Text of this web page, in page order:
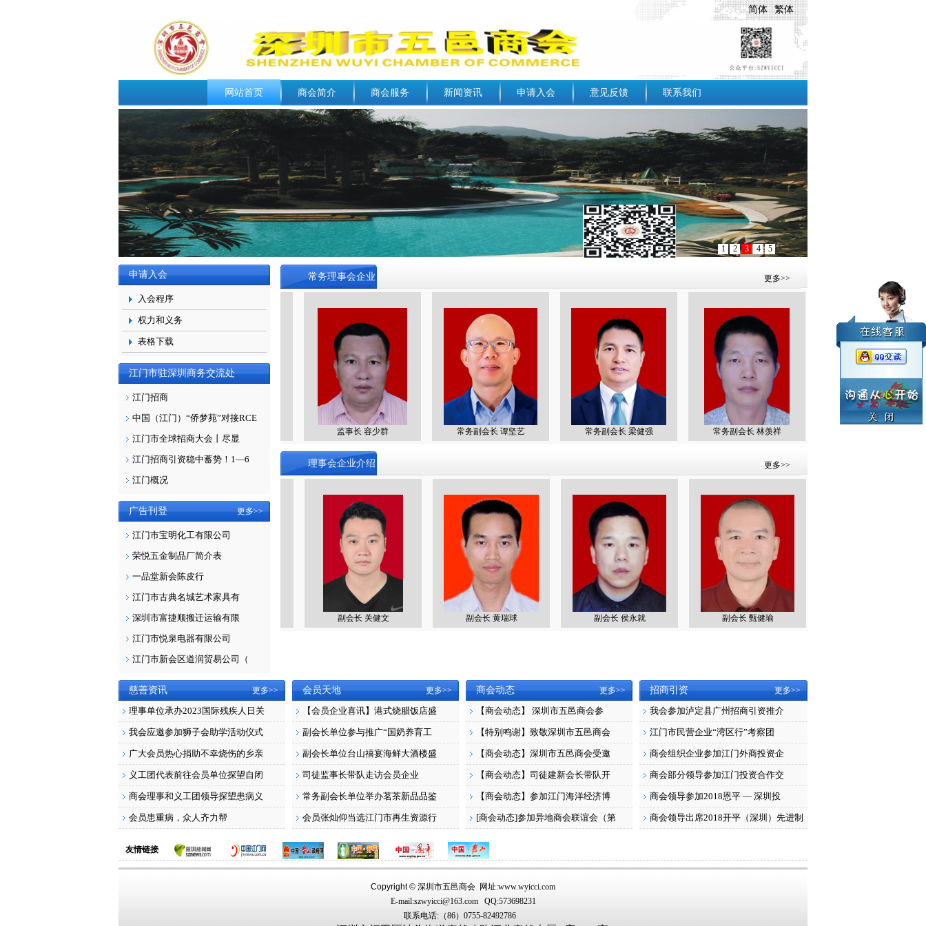
繁体
简体
网站首页 商会简介 商会服务 新闻资讯 申请入会 意见反馈 联系我们
1 2 3 4 5
申请入会
入会程序
权力和义务
表格下载
江门市驻深圳商务交流处
江门招商
中国（江门）“侨梦苑”对接RCE
江门市全球招商大会丨尽显
江门招商引资稳中蓄势！1—6
江门概况
广告刊登 更多>>
江门市宝明化工有限公司
荣悦五金制品厂简介表
一品堂新会陈皮行
江门市古典名城艺术家具有
深圳市富捷顺搬迁运输有限
江门市悦泉电器有限公司
江门市新会区道润贸易公司（
常务理事会企业 更多>>
监事长 容少群 常务副会长 谭坚艺 常务副会长 梁健强 常务副会长 林羡祥
理事会企业介绍 更多>>
副会长 汤鸿辉 副会长 关健文 副会长 黄瑞球 副会长 侯永就 副会长 甄健瑜
慈善资讯 更多>>
理事单位承办2023国际残疾人日关
我会应邀参加狮子会助学活动仪式
广大会员热心捐助不幸烧伤的乡亲
义工团代表前往会员单位探望自闭
商会理事和义工团领导探望患病义
会员患重病，众人齐力帮
会员天地 更多>>
【会员企业喜讯】港式烧腊饭店盛
副会长单位参与推广“国奶养育工
副会长单位台山禧宴海鲜大酒楼盛
司徒监事长带队走访会员企业
常务副会长单位举办茗茶新品品鉴
会员张灿仰当选江门市再生资源行
商会动态 更多>>
【商会动态】 深圳市五邑商会参
【特别鸣谢】致敬深圳市五邑商会
【商会动态】深圳市五邑商会受邀
【商会动态】司徒建新会长带队开
【商会动态】参加江门海洋经济博
[商会动态]参加异地商会联谊会（第
招商引资 更多>>
我会参加泸定县广州招商引资推介
江门市民营企业“湾区行”考察团
商会组织企业参加江门外商投资企
商会部分领导参加江门投资合作交
商会领导参加2018恩平 — 深圳投
商会领导出席2018开平（深圳）先进制
友情链接
Copyright © 深圳市五邑商会 网址:www.wyicci.com
E-mail:szwyicci@163.com QQ:573698231
联系电话:（86）0755-82492786